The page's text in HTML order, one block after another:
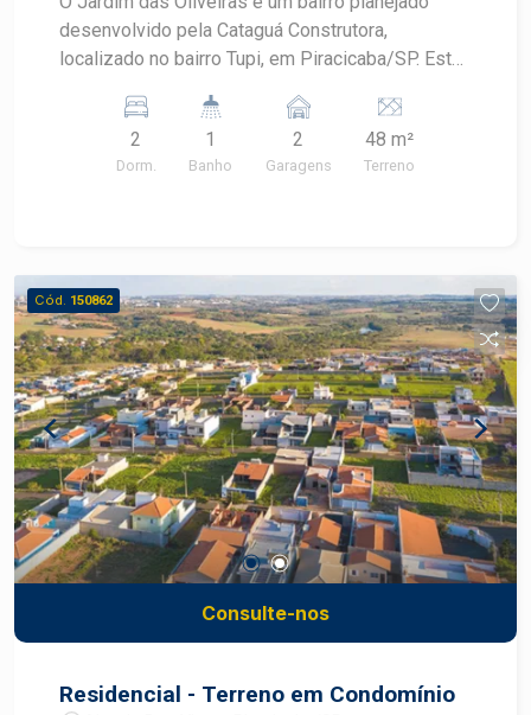
desenvolvido pela Cataguá Construtora,
localizado no bairro Tupi, em Piracicaba/SP. Este
geminadas, proporcionando mais privacidade e
conforto aos moradores. As residências
possuem terrenos a partir de 200 m², com
condicionado nos quartos e infraestrutura para
placas fotovoltaicas, promovendo
sustentabilidade e economia de energia.
2
Dorm.
1
Banho
2
Garagens
48 m²
Terreno
Cód. 150862
Consulte-nos
Residencial - Terreno em Condomínio